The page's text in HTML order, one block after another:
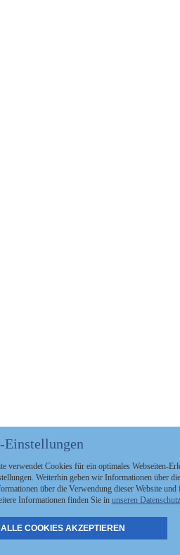
Stellenmarkt
Anzeigen
Einstellungen
verwendet Cookies für ein optimales Webseiten-
Weiterhin geben wir Informationen über
über die Verwendung dieser Website
Informationen finden Sie in unseren
ALLE COOKIES AKZEPTIEREN